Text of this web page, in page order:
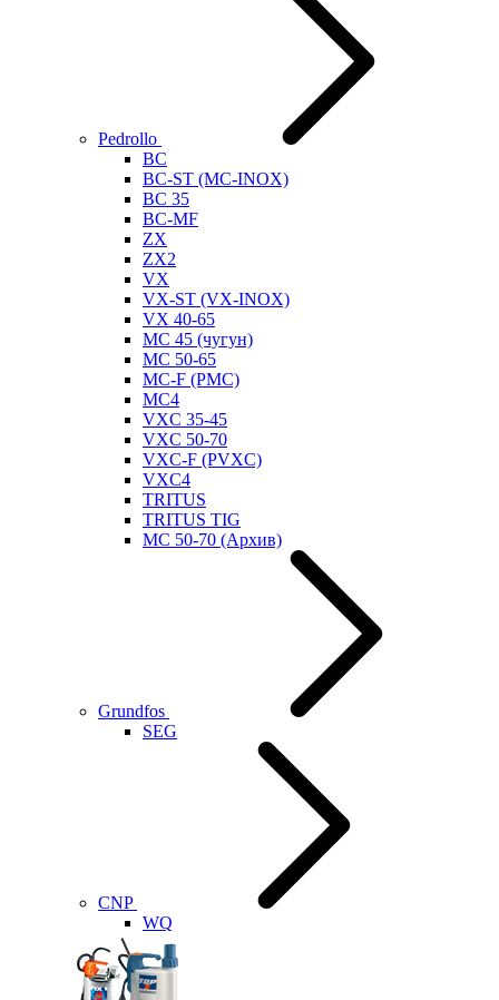
Pedrollo
BC
BC-ST (MC-INOX)
BC 35
BC-MF
ZX
ZX2
VX
VX-ST (VX-INOX)
VX 40-65
MC 45 (чугун)
MC 50-65
MC-F (PMC)
MC4
VXC 35-45
VXC 50-70
VXC-F (PVXC)
VXC4
TRITUS
TRITUS TIG
MC 50-70 (Архив)
Grundfos
SEG
CNP
WQ